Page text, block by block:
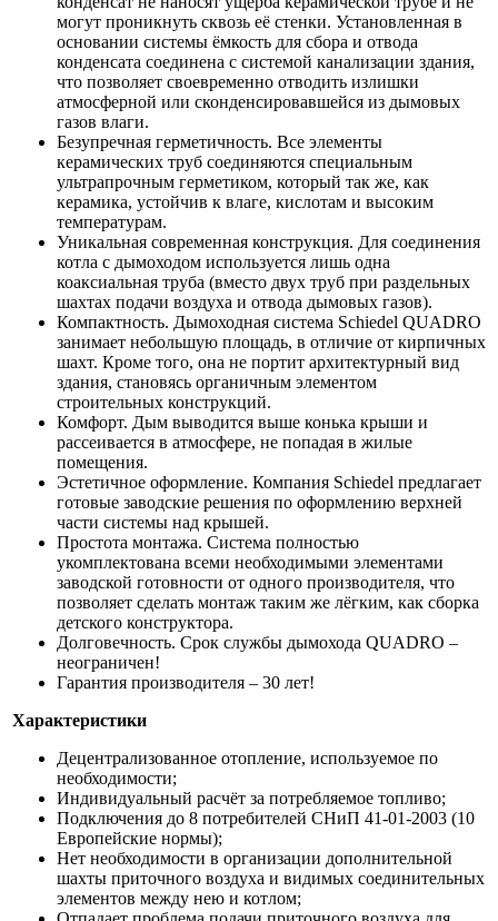
могут проникнуть сквозь её стенки. Установленная в
основании системы ёмкость для сбора и отвода
конденсата соединена с системой канализации здания,
что позволяет своевременно отводить излишки
атмосферной или сконденсировавшейся из дымовых
газов влаги.
Безупречная герметичность. Все элементы
керамических труб соединяются специальным
ультрапрочным герметиком, который так же, как
керамика, устойчив к влаге, кислотам и высоким
температурам.
Уникальная современная конструкция. Для соединения
котла с дымоходом используется лишь одна
коаксиальная труба (вместо двух труб при раздельных
шахтах подачи воздуха и отвода дымовых газов).
Компактность. Дымоходная система Schiedel QUADRO
занимает небольшую площадь, в отличие от кирпичных
шахт. Кроме того, она не портит архитектурный вид
здания, становясь органичным элементом
строительных конструкций.
Комфорт. Дым выводится выше конька крыши и
рассеивается в атмосфере, не попадая в жилые
помещения.
Эстетичное оформление. Компания Schiedel предлагает
готовые заводские решения по оформлению верхней
части системы над крышей.
Простота монтажа. Система полностью
укомплектована всеми необходимыми элементами
заводской готовности от одного производителя, что
позволяет сделать монтаж таким же лёгким, как сборка
детского конструктора.
Долговечность. Срок службы дымохода QUADRO –
неограничен!
Гарантия производителя – 30 лет!
Характеристики
Децентрализованное отопление, используемое по
необходимости;
Индивидуальный расчёт за потребляемое топливо;
Подключения до 8 потребителей СНиП 41-01-2003 (10
Европейские нормы);
Нет необходимости в организации дополнительной
шахты приточного воздуха и видимых соединительных
элементов между нею и котлом;